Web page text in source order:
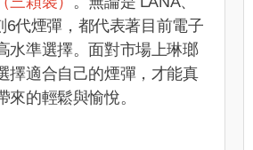
6代煙彈，都代表著目前電子
水準選擇。面對市場上琳瑯
擇適合自己的煙彈，才能真
來的輕鬆與愉悅。